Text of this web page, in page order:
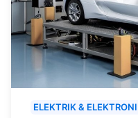
ELEKTRIK &